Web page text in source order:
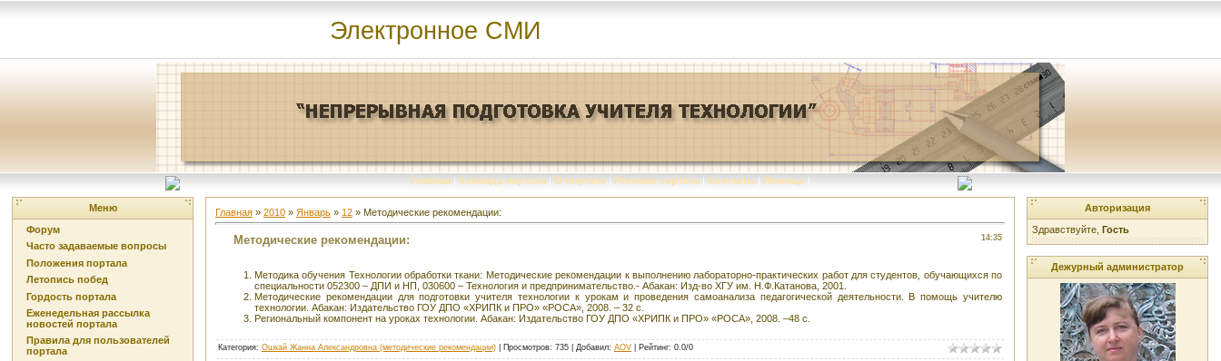
Электронное СМИ
Главная | Команда портала | О портале | Реклама портала | Контакты | Помощь |
Меню
Форум
Часто задаваемые вопросы
Положения портала
Летопись побед
Гордость портала
Еженедельная рассылка
новостей портала
Правила для пользователей
портала
Главная » 2010 » Январь » 12 » Методические рекомендации:
14:35
Методические рекомендации:
Методика обучения Технологии обработки ткани: Методические рекомендации к выполнению лабораторно-практических работ для студентов, обучающихся по
специальности 052300 – ДПИ и НП, 030600 – Технология и предпринимательство.- Абакан: Изд-во ХГУ им. Н.Ф.Катанова, 2001.
Методические рекомендации для подготовки учителя технологии к урокам и проведения самоанализа педагогической деятельности. В помощь учителю
технологии. Абакан: Издательство ГОУ ДПО «ХРИПК и ПРО» «РОСА», 2008. – 32 с.
Региональный компонент на уроках технологии. Абакан: Издательство ГОУ ДПО «ХРИПК и ПРО» «РОСА», 2008. –48 с.
Категория: Ошкай Жанна Александровна (методические рекомендации) Просмотров: 735 | Добавил: AOV Рейтинг: 0.0/0
Авторизация
Здравствуйте, Гость
Дежурный администратор